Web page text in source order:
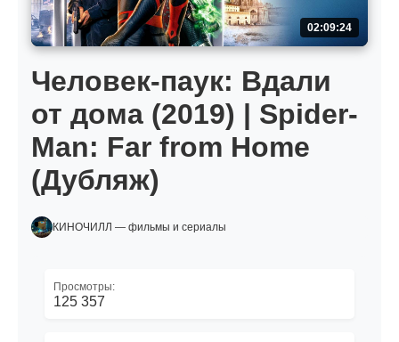
02:09:24
Человек-паук: Вдали
от дома (2019) | Spider-
Man: Far from Home
(Дубляж)
КИНОЧИЛЛ — фильмы и сериалы
Просмотры:
125 357